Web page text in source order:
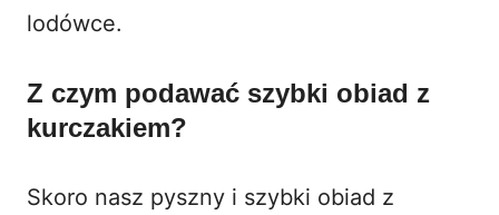
lodówce.
Z czym podawać szybki obiad z
kurczakiem?
Skoro nasz pyszny i szybki obiad z